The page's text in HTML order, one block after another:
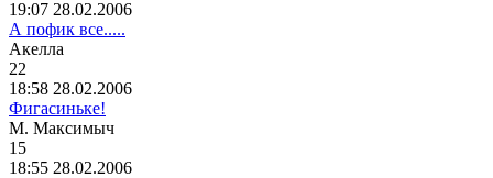
19:07 28.02.2006
А пофик все.....
Акелла
22
18:58 28.02.2006
Фигасиньке!
М. Максимыч
15
18:55 28.02.2006